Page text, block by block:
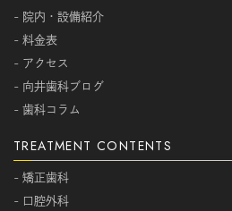
- 院内・設備紹介
- 料金表
- アクセス
- 向井歯科ブログ
- 歯科コラム
TREATMENT CONTENTS
- 矯正歯科
- 口腔外科